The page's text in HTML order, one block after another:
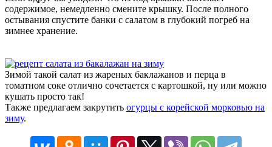
содержимое, немедленно смените крышку. После полного
остывания спустите банки с салатом в глубокий погреб на
зимнее хранение.
Зимой такой салат из жареных баклажанов и перца в
томатном соке отлично сочетается с картошкой, ну или можно
кушать просто так!
Также предлагаем закрутить огурцы с корейской морковью на
зиму.